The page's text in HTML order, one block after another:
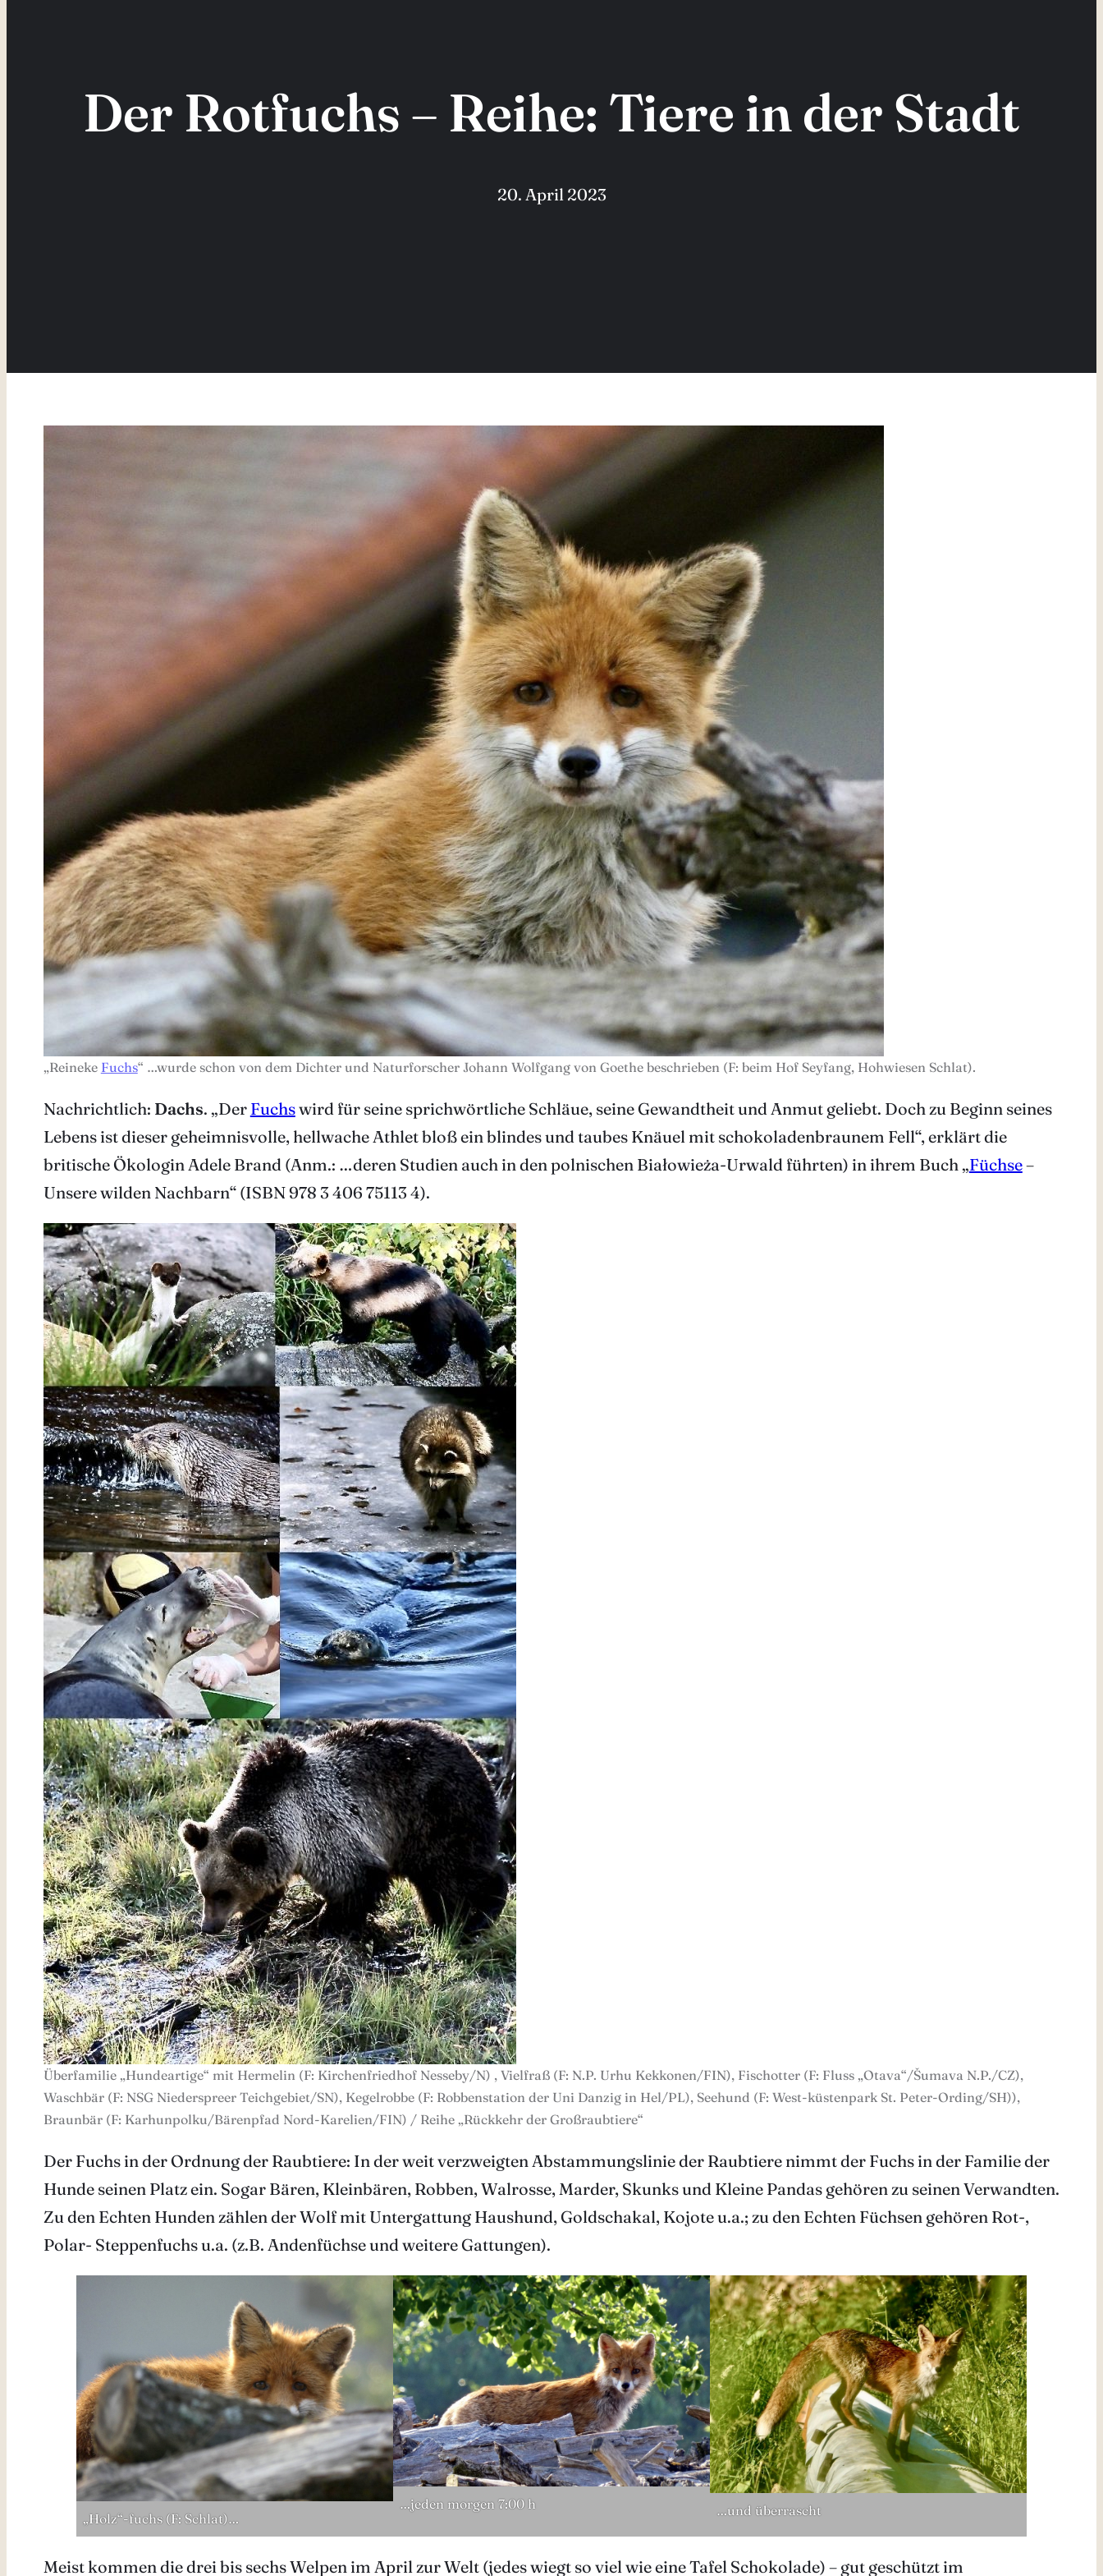
Der Rotfuchs – Reihe: Tiere in der Stadt
20. April 2023
„Reineke Fuchs“ …wurde schon von dem Dichter und Naturforscher Johann Wolfgang von Goethe beschrieben (F: beim Hof Seyfang, Hohwiesen Schlat).
Nachrichtlich: Dachs. „Der Fuchswird für seine sprichwörtliche Schläue, seine Gewandtheit und Anmut geliebt. Doch zu Beginn seines
Lebens ist dieser geheimnisvolle, hellwache Athlet bloß ein blindes und taubes Knäuel mit schokoladenbraunem Fell“, erklärt die
britische Ökologin Adele Brand (Anm.: …deren Studien auch in den polnischen Białowieża-Urwald führten) in ihrem Buch „Füchse–
Unsere wilden Nachbarn“ (ISBN 978 3 406 75113 4).
Überfamilie „Hundeartige“ mit Hermelin (F: Kirchenfriedhof Nesseby/N) , Vielfraß (F: N.P. Urhu Kekkonen/FIN), Fischotter (F: Fluss „Otava“/Šumava N.P./CZ),
Waschbär (F: NSG Niederspreer Teichgebiet/SN), Kegelrobbe (F: Robbenstation der Uni Danzig in Hel/PL), Seehund (F: West-küstenpark St. Peter-Ording/SH)),
Braunbär (F: Karhunpolku/Bärenpfad Nord-Karelien/FIN) / Reihe „Rückkehr der Großraubtiere“
Der Fuchs in der Ordnung der Raubtiere: In der weit verzweigten Abstammungslinie der Raubtiere nimmt der Fuchs in der Familie der
Hunde seinen Platz ein. Sogar Bären, Kleinbären, Robben, Walrosse, Marder, Skunks und Kleine Pandas gehören zu seinen Verwandten.
Zu den Echten Hunden zählen der Wolf mit Untergattung Haushund, Goldschakal, Kojote u.a.; zu den Echten Füchsen gehören Rot-,
Polar- Steppenfuchs u.a. (z.B. Andenfüchse und weitere Gattungen).
„Holz“-fuchs (F: Schlat)…
…jeden morgen 7:00 h …und überrascht
Meist kommen die drei bis sechs Welpen im April zur Welt (jedes wiegt so viel wie eine Tafel Schokolade) – gut geschützt im